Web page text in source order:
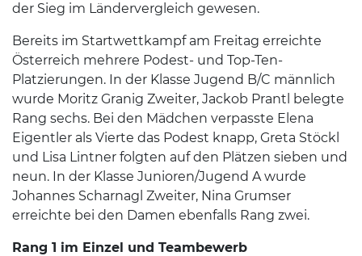
der Sieg im Ländervergleich gewesen.
Bereits im Startwettkampf am Freitag erreichte
Österreich mehrere Podest- und Top-Ten-
Platzierungen. In der Klasse Jugend B/C männlich
wurde Moritz Granig Zweiter, Jackob Prantl belegte
Rang sechs. Bei den Mädchen verpasste Elena
Eigentler als Vierte das Podest knapp, Greta Stöckl
und Lisa Lintner folgten auf den Plätzen sieben und
neun. In der Klasse Junioren/Jugend A wurde
Johannes Scharnagl Zweiter, Nina Grumser
erreichte bei den Damen ebenfalls Rang zwei.
Rang 1 im Einzel und Teambewerb